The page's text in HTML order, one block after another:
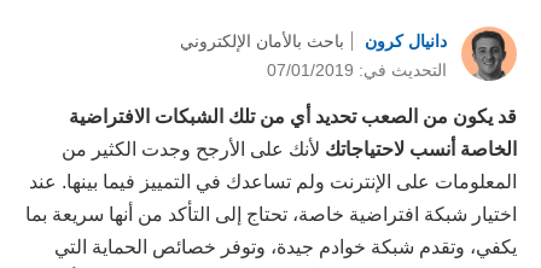
دانيال كرون
باحث بالأمان الإلكتروني
التحديث في: 07/01/2019
قد يكون من الصعب تحديد أي من تلك الشبكات الافتراضية
الخاصة أنسب لاحتياجاتك لأنك على الأرجح وجدت الكثير من
المعلومات على الإنترنت ولم تساعدك في التمييز فيما بينها. عند
اختيار شبكة افتراضية خاصة، تحتاج إلى التأكد من أنها سريعة بما
يكفي، وتقدم شبكة خوادم جيدة، وتوفر خصائص الحماية التي